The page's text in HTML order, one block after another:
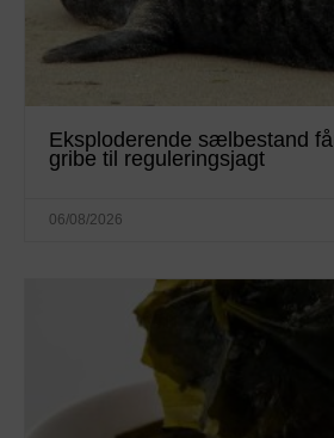
Eksploderende sælbestand
gribe til reguleringsjagt
06/08/2026